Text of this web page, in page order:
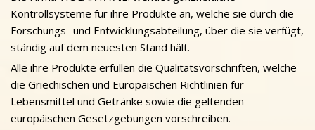
Kontrollsysteme für ihre Produkte an, welche sie durch die
Forschungs- und Entwicklungsabteilung, über die sie verfügt,
ständig auf dem neuesten Stand hält.
Alle ihre Produkte erfüllen die Qualitätsvorschriften, welche
die Griechischen und Europäischen Richtlinien für
Lebensmittel und Getränke sowie die geltenden
europäischen Gesetzgebungen vorschreiben.